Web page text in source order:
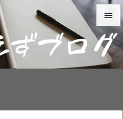


メニュ
